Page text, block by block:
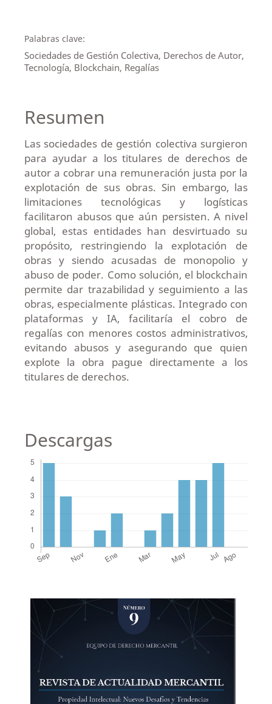
Palabras clave:
Sociedades de Gestión Colectiva, Derechos de Autor,
Tecnología, Blockchain, Regalías
Resumen
Las sociedades de gestión colectiva surgieron
para ayudar a los titulares de derechos de
autor a cobrar una remuneración justa por la
explotación de sus obras. Sin embargo, las
limitaciones tecnológicas y logísticas
facilitaron abusos que aún persisten. A nivel
global, estas entidades han desvirtuado su
propósito, restringiendo la explotación de
obras y siendo acusadas de monopolio y
abuso de poder. Como solución, el blockchain
permite dar trazabilidad y seguimiento a las
obras, especialmente plásticas. Integrado con
plataformas y IA, facilitaría el cobro de
regalías con menores costos administrativos,
evitando abusos y asegurando que quien
explote la obra pague directamente a los
titulares de derechos.
Descargas